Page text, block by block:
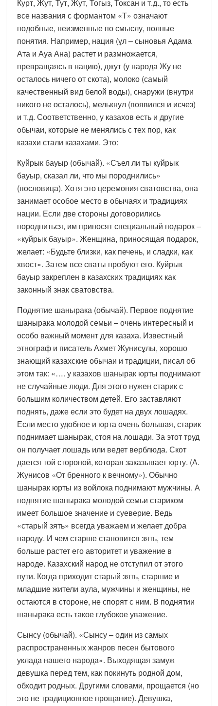
Курт, Жут, Тут, Жут, Тогыз, Токсан и т.д., то есть
все названия с формантом «Т» означают
подобные, неизменные по смыслу, полные
понятия. Например, нация (ұл – сыновья Адама
Ата и Ауа Ана) растет и размножается,
превращаясь в нацию), джут (у народа Жу не
осталось ничего от скота), молоко (самый
качественный вид белой воды), снаружи (внутри
никого не осталось), мелькнул (появился и исчез)
и т.д. Соответственно, у казахов есть и другие
обычаи, которые не менялись с тех пор, как
казахи стали казахами. Это:
Куйрык бауыр (обычай). «Съел ли ты куйрык
бауыр, сказал ли, что мы породнились»
(пословица). Хотя это церемония сватовства, она
занимает особое место в обычаях и традициях
нации. Если две стороны договорились
породниться, им приносят специальный подарок –
«куйрык бауыр». Женщина, приносящая подарок,
желает: «Будьте близки, как печень, и сладки, как
хвост». Затем все сваты пробуют его. Куйрык
бауыр закреплен в казахских традициях как
законный знак сватовства.
Поднятие шанырака (обычай). Первое поднятие
шанырака молодой семьи – очень интересный и
особо важный момент для казаха. Известный
этнограф и писатель Ахмет Жунисұлы, хорошо
знающий казахские обычаи и традиции, писал об
этом так: «…. у казахов шанырак юрты поднимают
не случайные люди. Для этого нужен старик с
большим количеством детей. Его заставляют
поднять, даже если это будет на двух лошадях.
Если место удобное и юрта очень большая, старик
поднимает шанырак, стоя на лошади. За этот труд
он получает лошадь или ведет верблюда. Скот
дается той стороной, которая заказывает юрту. (А.
Жунисов «От бренного к вечному»). Обычно
шанырак юрты из войлока поднимают мужчины. А
поднятие шанырака молодой семьи стариком
имеет большое значение и суеверие. Ведь
«старый зять» всегда уважаем и желает добра
народу. И чем старше становится зять, тем
больше растет его авторитет и уважение в
народе. Казахский народ не отступил от этого
пути. Когда приходит старый зять, старшие и
младшие жители аула, мужчины и женщины, не
остаются в стороне, не спорят с ним. В поднятии
шанырака есть такое глубокое уважение.
Сынсу (обычай). «Сынсу – один из самых
распространенных жанров песен бытового
уклада нашего народа». Выходящая замуж
девушка перед тем, как покинуть родной дом,
обходит родных. Другими словами, прощается (но
это не традиционное прощание). Девушка,